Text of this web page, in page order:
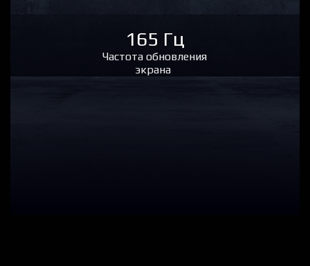
165 Гц
Частота обновления
экрана